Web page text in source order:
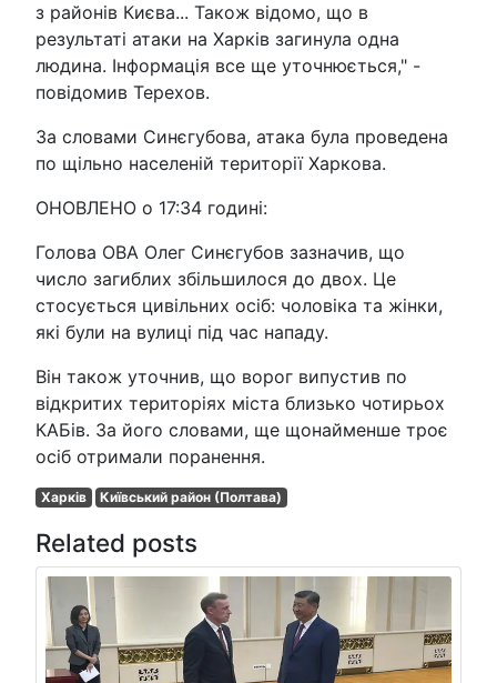
з районів Києва... Також відомо, що в
результаті атаки на Харків загинула одна
людина. Інформація все ще уточнюється," -
повідомив Терехов.
За словами Синєгубова, атака була проведена
по щільно населеній території Харкова.
ОНОВЛЕНО о 17:34 годині:
Голова ОВА Олег Синєгубов зазначив, що
число загиблих збільшилося до двох. Це
стосується цивільних осіб: чоловіка та жінки,
які були на вулиці під час нападу.
Він також уточнив, що ворог випустив по
відкритих територіях міста близько чотирьох
КАБів. За його словами, ще щонайменше троє
осіб отримали поранення.
Харків Київський район (Полтава)
Related posts